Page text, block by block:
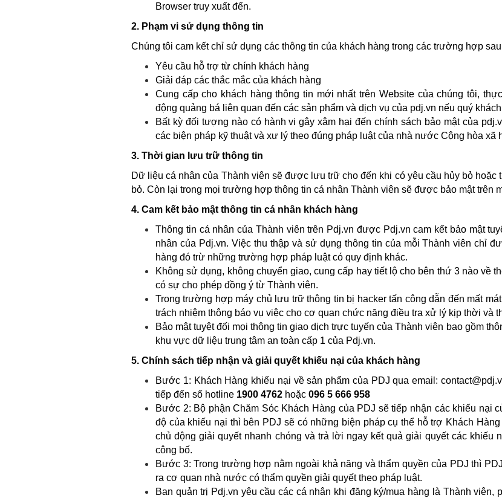
Browser truy xuất đến.
2. Phạm vi sử dụng thông tin
Chúng tôi cam kết chỉ sử dụng các thông tin của khách hàng trong các trường hợp
Yêu cầu hỗ trợ từ chính khách hàng
Giải đáp các thắc mắc của khách hàng
Cung cấp cho khách hàng thông tin mới nhất trên Website của chúng tôi,
động quảng bá liên quan đến các sản phẩm và dịch vụ của pdj.vn nếu quý
Bất kỳ đối tượng nào có hành vi gây xâm hại đến chính sách bảo mật của
các biện pháp kỹ thuật và xư lý theo đúng pháp luật của nhà nước Cộng hòa xã
3. Thời gian lưu trữ thông tin
Dữ liệu cá nhân của Thành viên sẽ được lưu trữ cho đến khi có yêu cầu hủy bỏ
bỏ. Còn lại trong mọi trường hợp thông tin cá nhân Thành viên sẽ được bảo mật trên
4. Cam kết bảo mật thông tin cá nhân khách hàng
Thông tin cá nhân của Thành viên trên Pdj.vn được Pdj.vn cam kết bảo mật
nhân của Pdj.vn. Việc thu thập và sử dụng thông tin của mỗi Thành viên chỉ
hàng đó trừ những trường hợp pháp luật có quy định khác.
Không sử dụng, không chuyển giao, cung cấp hay tiết lộ cho bên thứ 3 nào về
có sự cho phép đồng ý từ Thành viên.
Trong trường hợp máy chủ lưu trữ thông tin bị hacker tấn công dẫn đến mất
trách nhiệm thông báo vụ việc cho cơ quan chức năng điều tra xử lý kịp thời và
Bảo mật tuyệt đối mọi thông tin giao dịch trực tuyến của Thành viên bao gồm
khu vực dữ liệu trung tâm an toàn cấp 1 của Pdj.vn.
5. Chính sách tiếp nhận và giải quyết khiếu nại của khách hàng
Bước 1: Khách Hàng khiếu nại về sản phẩm của PDJ qua email:
tiếp đến số hotline 1900 4762 hoặc 096 5 666 958
Bước 2: Bộ phận Chăm Sóc Khách Hàng của PDJ sẽ tiếp nhận các khiếu nại
độ của khiếu nại thì bên PDJ sẽ có những biện pháp cụ thể hỗ trợ Khách
chủ động giải quyết nhanh chóng và trả lời ngay kết quả giải quyết các khiếu
công bố.
Bước 3: Trong trường hợp nằm ngoài khả năng và thẩm quyền của PDJ thì
ra cơ quan nhà nước có thẩm quyền giải quyết theo pháp luật.
Ban quản trị Pdj.vn yêu cầu các cá nhân khi đăng ký/mua hàng là Thành viên,